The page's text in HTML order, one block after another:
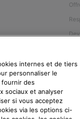
internes et de tiers
personnaliser le
des
sociaux et analyser
si vous acceptez
via les options ci-